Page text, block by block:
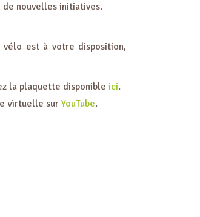
nouvelles initiatives.
est à votre disposition,
la plaquette disponible ici.
virtuelle surYouTube.